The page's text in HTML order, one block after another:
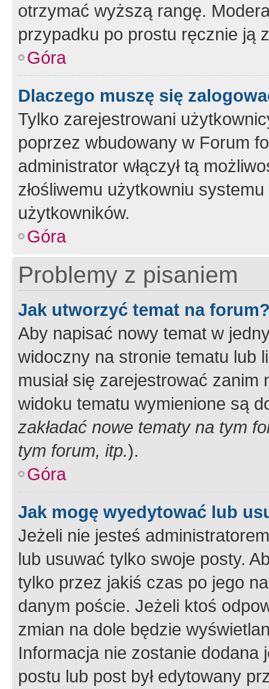
otrzymać wyższą rangę.
przypadku po prostu ręcznie ją
Góra
Dlaczego muszę się
Tylko zarejestrowani
poprzez wbudowany w Forum
administrator włączył tą
złośliwemu użytkowniu
użytkowników.
Góra
Problemy z pisaniem
Jak utworzyć temat na
Aby napisać nowy temat w
widoczny na stronie tematu lub
musiał się zarejestrować
widoku tematu wymienione są
zakładać nowe tematy na tym
tym forum, itp.).
Góra
Jak mogę wyedytować lub
Jeżeli nie jesteś
lub usuwać tylko swoje posty.
tylko przez jakiś czas po jego
danym poście. Jeżeli ktoś
zmian na dole będzie
Informacja nie zostanie dodana
postu lub post był edytowany